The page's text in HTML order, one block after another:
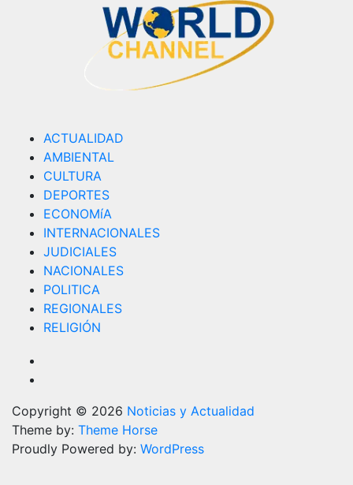
ACTUALIDAD
AMBIENTAL
CULTURA
DEPORTES
ECONOMíA
INTERNACIONALES
JUDICIALES
NACIONALES
POLITICA
REGIONALES
RELIGIÓN
Copyright © 2026 Noticias y Actualidad
Theme by: Theme Horse
Proudly Powered by: WordPress